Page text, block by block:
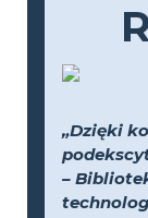
„Dzięki
–